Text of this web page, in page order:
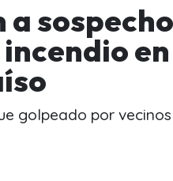
a
en
golpeado por